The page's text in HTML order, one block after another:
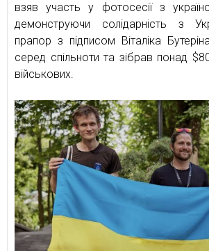
взяв участь у фотосесії з
демонструючи солідарність з
прапор з підписом Віталіка
серед спільноти та зібрав понад
військових.